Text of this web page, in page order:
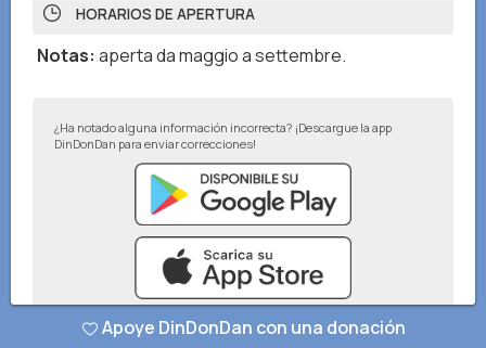
HORARIOS DE APERTURA
Notas: aperta da maggio a settembre.
¿Ha notado alguna información incorrecta? ¡Descargue la app
DinDonDan para enviar correcciones!
Apoye DinDonDan con una donación